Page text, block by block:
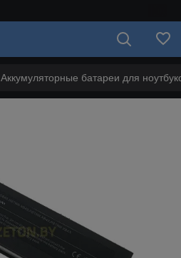
Аккумуляторные батареи для